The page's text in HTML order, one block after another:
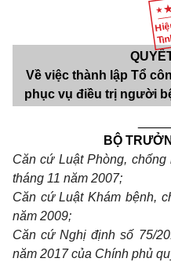
Về việc thành lập Tổ
phục vụ điều trị người
BỘ
Căn cứ Luật Phòng,
tháng 11 năm 2007;
Căn cứ Luật Khám bệnh,
năm 2009;
Căn cứ Nghị định số 75/
năm 2017 của Chính phủ